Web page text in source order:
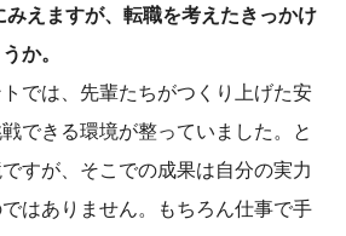
えますが、転職を考えたきっかけ
か。
では、先輩たちがつくり上げた安
できる環境が整っていました。と
すが、そこでの成果は自分の実力
はありません。もちろん仕事で手